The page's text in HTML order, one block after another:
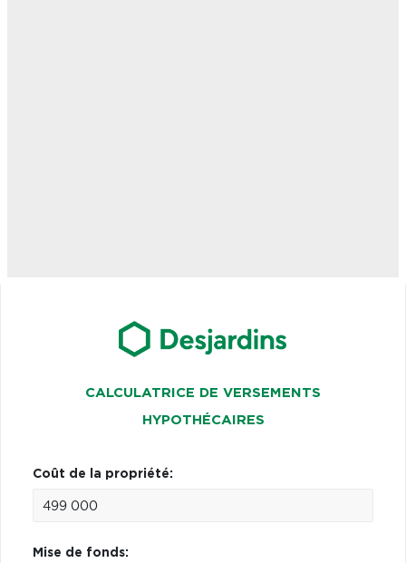
CALCULATRICE DE VERSEMENTS
HYPOTHÉCAIRES
Coût de la propriété:
Mise de fonds: